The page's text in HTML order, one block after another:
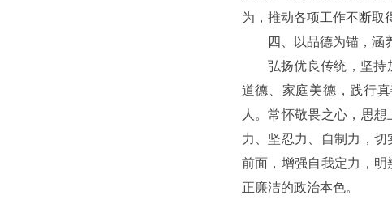
为，推动各项工作不断取
四、以品德为锚，涵
弘扬优良传统，坚持
道德、家庭美德，践行
人。常怀敬畏之心，思
力、坚忍力、自制力，
前面，增强自我定力，
正廉洁的政治本色。